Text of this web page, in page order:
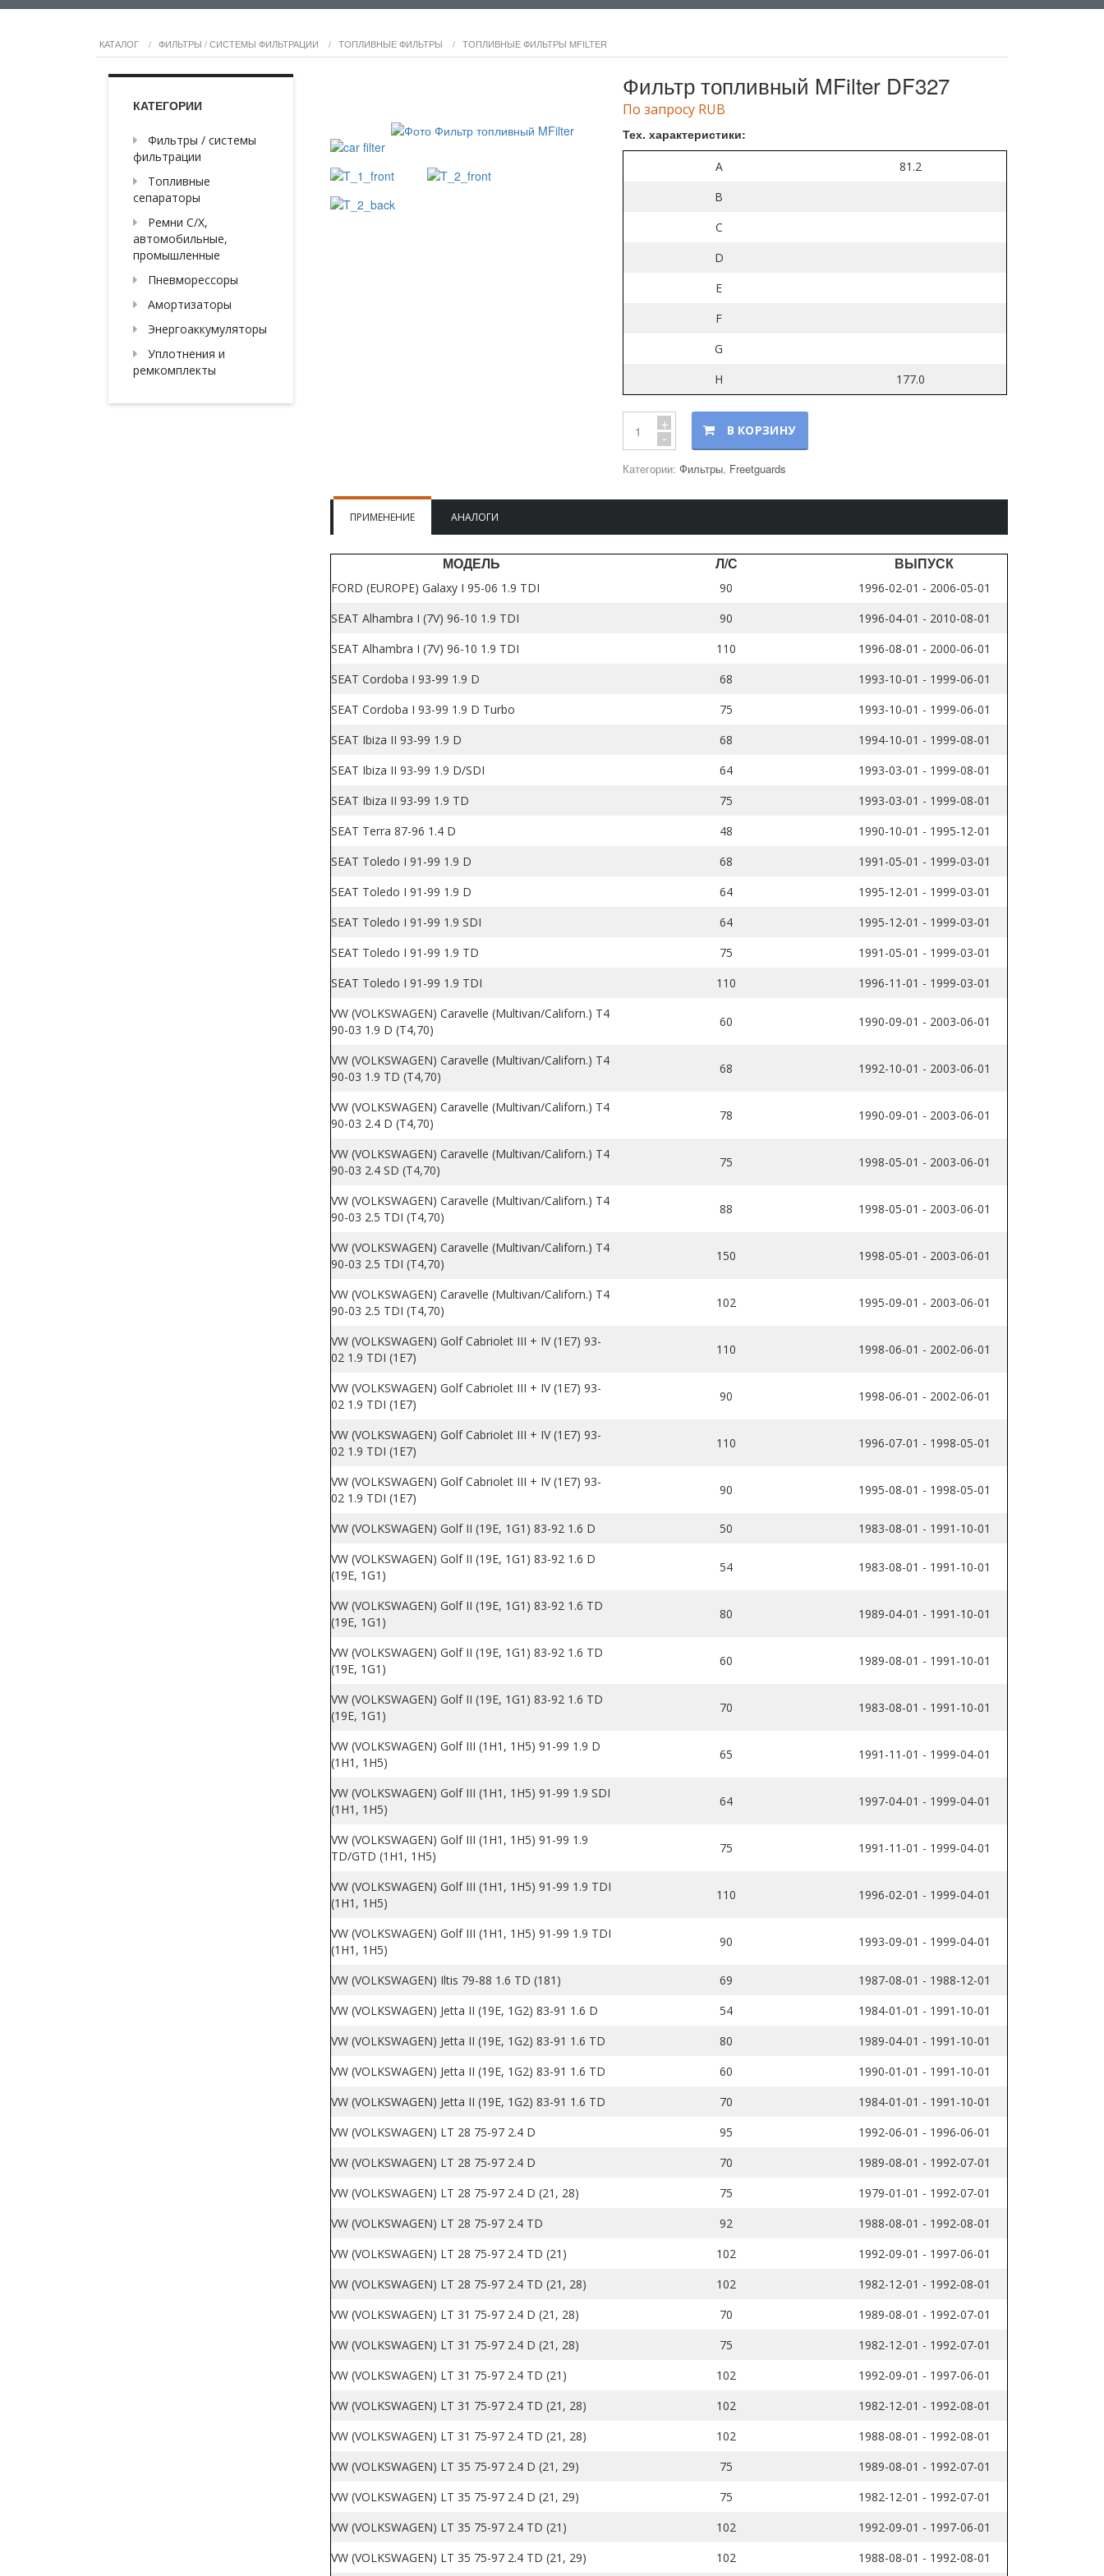
КАТАЛОГ / ФИЛЬТРЫ / СИСТЕМЫ ФИЛЬТРАЦИИ / ТОПЛИВНЫЕ ФИЛЬТРЫ / ТОПЛИВНЫЕ ФИЛЬТРЫ MFILTER
Фильтр топливный MFilter DF327
По запросу RUB
Тех. характеристики:
A
81.2
B
C
D
E
F
G
H
177.0
+
- В КОРЗИНУ
Категории:Фильтры, Freetguards
ПРИМЕНЕНИЕ АНАЛОГИ
МОДЕЛЬ Л/С ВЫПУСК
FORD (EUROPE) Galaxy I 95-06 1.9 TDI 90
1996-02-01 - 2006-05-01
SEAT Alhambra I (7V) 96-10 1.9 TDI
90
1996-04-01 - 2010-08-01
SEAT Alhambra I (7V) 96-10 1.9 TDI
110
1996-08-01 - 2000-06-01
SEAT Cordoba I 93-99 1.9 D
68
1993-10-01 - 1999-06-01
SEAT Cordoba I 93-99 1.9 D Turbo
75
1993-10-01 - 1999-06-01
SEAT Ibiza II 93-99 1.9 D
68
1994-10-01 - 1999-08-01
SEAT Ibiza II 93-99 1.9 D/SDI
64
1993-03-01 - 1999-08-01
SEAT Ibiza II 93-99 1.9 TD
75
1993-03-01 - 1999-08-01
SEAT Terra 87-96 1.4 D
48
1990-10-01 - 1995-12-01
SEAT Toledo I 91-99 1.9 D
68
1991-05-01 - 1999-03-01
SEAT Toledo I 91-99 1.9 D
64
1995-12-01 - 1999-03-01
SEAT Toledo I 91-99 1.9 SDI
64
1995-12-01 - 1999-03-01
SEAT Toledo I 91-99 1.9 TD
75
1991-05-01 - 1999-03-01
SEAT Toledo I 91-99 1.9 TDI
110
1996-11-01 - 1999-03-01
VW (VOLKSWAGEN) Caravelle (Multivan/Californ.) T4
90-03 1.9 D (T4,70)
60 1990-09-01 - 2003-06-01
VW (VOLKSWAGEN) Caravelle (Multivan/Californ.) T4
90-03 1.9 TD (T4,70)
68 1992-10-01 - 2003-06-01
VW (VOLKSWAGEN) Caravelle (Multivan/Californ.) T4
90-03 2.4 D (T4,70)
78 1990-09-01 - 2003-06-01
VW (VOLKSWAGEN) Caravelle (Multivan/Californ.) T4
90-03 2.4 SD (T4,70)
75 1998-05-01 - 2003-06-01
VW (VOLKSWAGEN) Caravelle (Multivan/Californ.) T4
90-03 2.5 TDI (T4,70)
88 1998-05-01 - 2003-06-01
VW (VOLKSWAGEN) Caravelle (Multivan/Californ.) T4
90-03 2.5 TDI (T4,70)
150 1998-05-01 - 2003-06-01
VW (VOLKSWAGEN) Caravelle (Multivan/Californ.) T4
90-03 2.5 TDI (T4,70)
102 1995-09-01 - 2003-06-01
VW (VOLKSWAGEN) Golf Cabriolet III + IV (1E7) 93-
02 1.9 TDI (1E7)
110 1998-06-01 - 2002-06-01
VW (VOLKSWAGEN) Golf Cabriolet III + IV (1E7) 93-
02 1.9 TDI (1E7)
90 1998-06-01 - 2002-06-01
VW (VOLKSWAGEN) Golf Cabriolet III + IV (1E7) 93-
02 1.9 TDI (1E7)
110 1996-07-01 - 1998-05-01
VW (VOLKSWAGEN) Golf Cabriolet III + IV (1E7) 93-
02 1.9 TDI (1E7)
90 1995-08-01 - 1998-05-01
VW (VOLKSWAGEN) Golf II (19E, 1G1) 83-92 1.6 D 50
1983-08-01 - 1991-10-01
VW (VOLKSWAGEN) Golf II (19E, 1G1) 83-92 1.6 D
(19E, 1G1)
54 1983-08-01 - 1991-10-01
VW (VOLKSWAGEN) Golf II (19E, 1G1) 83-92 1.6 TD
(19E, 1G1)
80 1989-04-01 - 1991-10-01
VW (VOLKSWAGEN) Golf II (19E, 1G1) 83-92 1.6 TD
(19E, 1G1)
60 1989-08-01 - 1991-10-01
VW (VOLKSWAGEN) Golf II (19E, 1G1) 83-92 1.6 TD
(19E, 1G1)
70 1983-08-01 - 1991-10-01
VW (VOLKSWAGEN) Golf III (1H1, 1H5) 91-99 1.9 D
(1H1, 1H5)
65 1991-11-01 - 1999-04-01
VW (VOLKSWAGEN) Golf III (1H1, 1H5) 91-99 1.9 SDI
(1H1, 1H5)
64 1997-04-01 - 1999-04-01
VW (VOLKSWAGEN) Golf III (1H1, 1H5) 91-99 1.9
TD/GTD (1H1, 1H5)
75 1991-11-01 - 1999-04-01
VW (VOLKSWAGEN) Golf III (1H1, 1H5) 91-99 1.9 TDI
(1H1, 1H5)
110 1996-02-01 - 1999-04-01
VW (VOLKSWAGEN) Golf III (1H1, 1H5) 91-99 1.9 TDI
(1H1, 1H5)
90 1993-09-01 - 1999-04-01
VW (VOLKSWAGEN) Iltis 79-88 1.6 TD (181) 69
1987-08-01 - 1988-12-01
VW (VOLKSWAGEN) Jetta II (19E, 1G2) 83-91 1.6 D
54
1984-01-01 - 1991-10-01
VW (VOLKSWAGEN) Jetta II (19E, 1G2) 83-91 1.6 TD
80
1989-04-01 - 1991-10-01
VW (VOLKSWAGEN) Jetta II (19E, 1G2) 83-91 1.6 TD
60
1990-01-01 - 1991-10-01
VW (VOLKSWAGEN) Jetta II (19E, 1G2) 83-91 1.6 TD
70
1984-01-01 - 1991-10-01
VW (VOLKSWAGEN) LT 28 75-97 2.4 D
95
1992-06-01 - 1996-06-01
VW (VOLKSWAGEN) LT 28 75-97 2.4 D
70
1989-08-01 - 1992-07-01
VW (VOLKSWAGEN) LT 28 75-97 2.4 D (21, 28)
75
1979-01-01 - 1992-07-01
VW (VOLKSWAGEN) LT 28 75-97 2.4 TD
92
1988-08-01 - 1992-08-01
VW (VOLKSWAGEN) LT 28 75-97 2.4 TD (21)
102
1992-09-01 - 1997-06-01
VW (VOLKSWAGEN) LT 28 75-97 2.4 TD (21, 28)
102
1982-12-01 - 1992-08-01
VW (VOLKSWAGEN) LT 31 75-97 2.4 D (21, 28)
70
1989-08-01 - 1992-07-01
VW (VOLKSWAGEN) LT 31 75-97 2.4 D (21, 28)
75
1982-12-01 - 1992-07-01
VW (VOLKSWAGEN) LT 31 75-97 2.4 TD (21)
102
1992-09-01 - 1997-06-01
VW (VOLKSWAGEN) LT 31 75-97 2.4 TD (21, 28)
102
1982-12-01 - 1992-08-01
VW (VOLKSWAGEN) LT 31 75-97 2.4 TD (21, 28)
102
1988-08-01 - 1992-08-01
VW (VOLKSWAGEN) LT 35 75-97 2.4 D (21, 29)
75
1989-08-01 - 1992-07-01
VW (VOLKSWAGEN) LT 35 75-97 2.4 D (21, 29)
75
1982-12-01 - 1992-07-01
VW (VOLKSWAGEN) LT 35 75-97 2.4 TD (21)
102
1992-09-01 - 1997-06-01
VW (VOLKSWAGEN) LT 35 75-97 2.4 TD (21, 29)
102 1988-08-01 - 1992-08-01
КАТЕГОРИИ
Фильтры / системы
фильтрации
Топливные
сепараторы
Ремни С/Х,
автомобильные,
промышленные
Пневморессоры
Амортизаторы
Энергоаккумуляторы
Уплотнения и
ремкомплекты